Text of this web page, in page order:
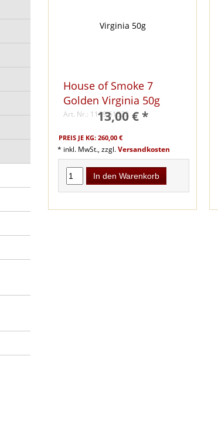
House of Smoke 7
Golden Virginia 50g
PREIS JE KG: 260,00 €
Art. Nr.: 1119 61532
13,00 € *
* inkl. MwSt., zzgl.Versandkosten
In den Warenkorb